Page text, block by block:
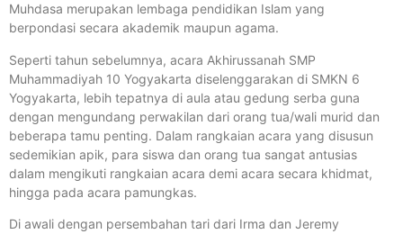
Muhdasa merupakan lembaga pendidikan Islam yang
berpondasi secara akademik maupun agama.
Seperti tahun sebelumnya, acara Akhirussanah SMP
Muhammadiyah 10 Yogyakarta diselenggarakan di SMKN 6
Yogyakarta, lebih tepatnya di aula atau gedung serba guna
dengan mengundang perwakilan dari orang tua/wali murid dan
beberapa tamu penting. Dalam rangkaian acara yang disusun
sedemikian apik, para siswa dan orang tua sangat antusias
dalam mengikuti rangkaian acara demi acara secara khidmat,
hingga pada acara pamungkas.
Di awali dengan persembahan tari dari Irma dan Jeremy